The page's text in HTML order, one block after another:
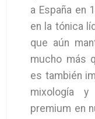
a España en
en la tónica
que aún
mucho más
es también
mixología
premium en